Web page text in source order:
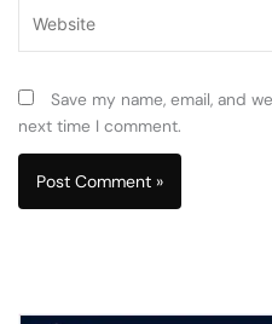
Save my name, email, and
next time I comment.